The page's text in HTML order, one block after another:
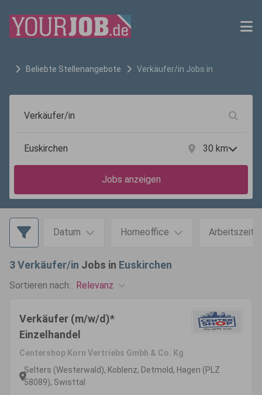
Beliebte Stellenangebote Verkäufer/in Jobs in
30 km
Jobs anzeigen
Datum Homeoffice Arbeitszeit
3Verkäufer/in Jobs in Euskirchen
Sortieren nach: Relevanz
Verkäufer (m/w/d)*
Einzelhandel
Centershop Korn Vertriebs Gmbh & Co. Kg
Selters (Westerwald), Koblenz, Detmold, Hagen (PLZ
58089), Swisttal